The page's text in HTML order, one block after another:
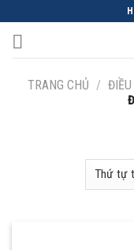
content
TRANG CHỦ /